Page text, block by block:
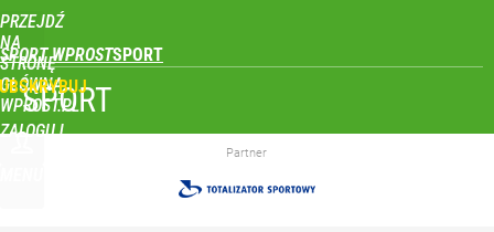
PRZEJDŹ
NA
STRONĘ
GŁÓWNĄ
WPROST.PL
SPORT WPROST
ZALOGUJ
SPORT
Partner